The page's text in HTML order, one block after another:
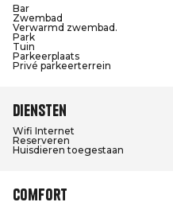
Bar
Zwembad
Verwarmd zwembad.
Park
Tuin
Parkeerplaats
Privé parkeerterrein
Diensten
Wifi Internet
Reserveren
Huisdieren toegestaan
Comfort